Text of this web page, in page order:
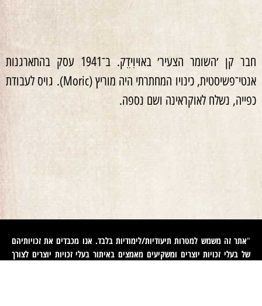
חבר קן ׳השומר הצעיר׳ באוּיוִידֵק. ב־1941 עסק בהתארגנות
אנטי־פשיסטית, כינויו המחתרתי היה מוריץ (Moric). גויס לעבודת
כפייה, נשלח לאוקראינה ושם נספה.
"אתר זה משמש למטרות תיעודיות/לימודיות בלבד. אנו מכבדים את זכויותיהם
של בעלי זכויות יוצרים ומשקיעים מאמצים באיתור בעלי זכויות יוצרים לצורך